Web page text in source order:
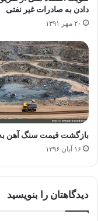
دادن به صادرات غیر نفتی
۲۰ مهر ۱۳۹۱
بازگشت قیمت سنگ آهن به ۶۰
۱۶ آبان ۱۳۹۶
دیدگاهتان را بنویسید